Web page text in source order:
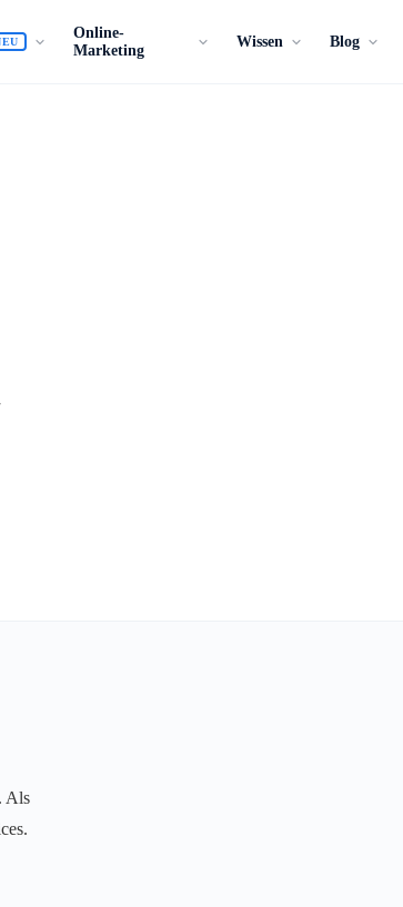
Online-
Marketing
Wissen Blog
Als